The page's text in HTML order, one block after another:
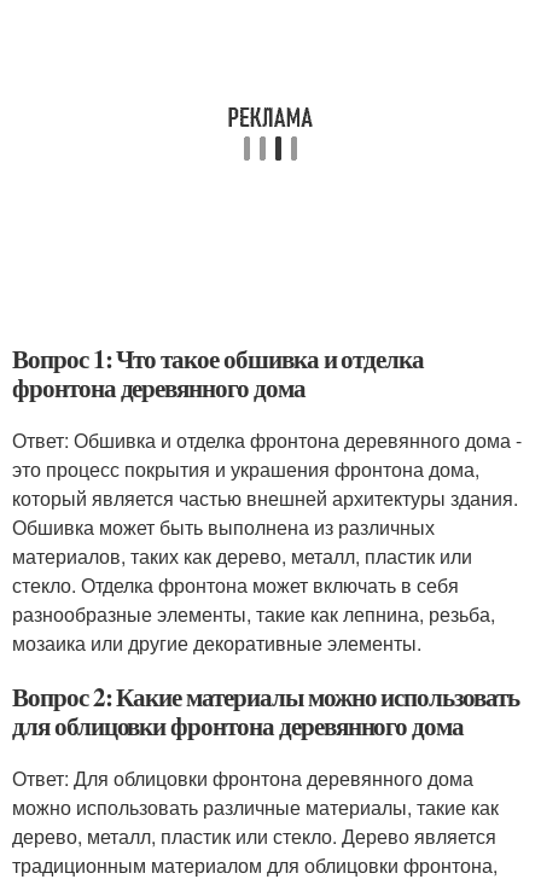
Вопрос 1: Что такое обшивка и отделка
фронтона деревянного дома
Ответ: Обшивка и отделка фронтона деревянного дома -
это процесс покрытия и украшения фронтона дома,
который является частью внешней архитектуры здания.
Обшивка может быть выполнена из различных
материалов, таких как дерево, металл, пластик или
стекло. Отделка фронтона может включать в себя
разнообразные элементы, такие как лепнина, резьба,
мозаика или другие декоративные элементы.
Вопрос 2: Какие материалы можно использовать
для облицовки фронтона деревянного дома
Ответ: Для облицовки фронтона деревянного дома
можно использовать различные материалы, такие как
дерево, металл, пластик или стекло. Дерево является
традиционным материалом для облицовки фронтона,